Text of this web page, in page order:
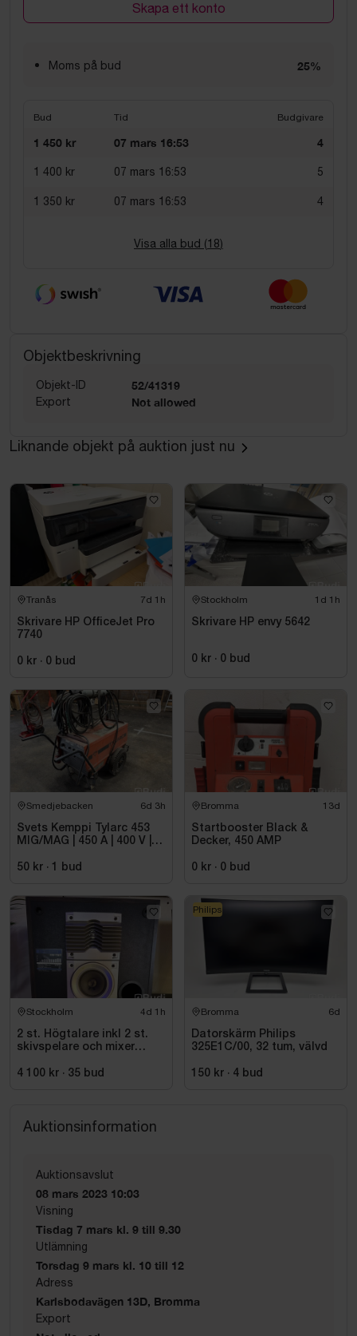
Skapa ett konto
Moms på bud 25%
Bud Tid Budgivare
1 450 kr 07 mars 16:53 4
1 400 kr 07 mars 16:53 5
1 350 kr 07 mars 16:53 4
Visa alla bud (18)
Objektbeskrivning
Objekt-ID 52/41319
Export Not allowed
Liknande objekt på auktion just nu
Tranås 7d 1h
Skrivare HP OfficeJet Pro
7740
0 kr · 0 bud
Stockholm 1d 1h
Skrivare HP envy 5642
0 kr · 0 bud
Smedjebacken 6d 3h
Svets Kemppi Tylarc 453
MIG/MAG | 450 A | 400 V |
50 kr · 1 bud
Bromma 13d
Startbooster Black &
Decker, 450 AMP
0 kr · 0 bud
Stockholm 4d 1h
2 st. Högtalare inkl 2 st.
skivspelare och mixer
4 100 kr · 35 bud
Bromma 6d
Datorskärm Philips
325E1C/00, 32 tum, välvd
150 kr · 4 bud
Philips
Auktionsinformation
Auktionsavslut
08 mars 2023 10:03
Visning
Tisdag 7 mars kl. 9 till 9.30
Utlämning
Torsdag 9 mars kl. 10 till 12
Adress
Karlsbodavägen 13D, Bromma
Export